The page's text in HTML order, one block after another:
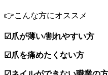
👉こんな方にオススメ
☑︎爪が薄い/割れやすい方
☑︎爪を痛めたくない方